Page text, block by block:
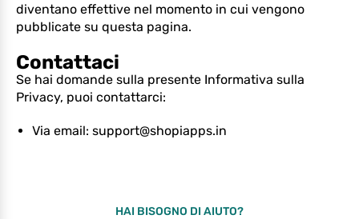
diventano effettive nel momento in cui vengono
pubblicate su questa pagina.
Contattaci
Se hai domande sulla presente Informativa sulla
Privacy, puoi contattarci:
Via email: support@shopiapps.in
HAI BISOGNO DI AIUTO?